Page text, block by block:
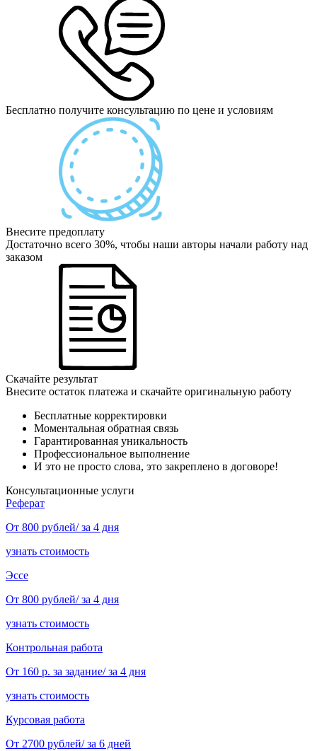
Бесплатно получите консультацию по цене и условиям
Внесите предоплату
Достаточно всего 30%, чтобы наши авторы начали работу над
заказом
Скачайте результат
Внесите остаток платежа и скачайте оригинальную работу
Бесплатные корректировки
Моментальная обратная связь
Гарантированная уникальность
Профессиональное выполнение
И это не просто слова, это закреплено в договоре!
Консультационные услуги
Реферат
От 800 рублей/ за 4 дня
узнать стоимость
Эссе
От 800 рублей/ за 4 дня
узнать стоимость
Контрольная работа
От 160 р. за задание/ за 4 дня
узнать стоимость
Курсовая работа
От 2700 рублей/ за 6 дней